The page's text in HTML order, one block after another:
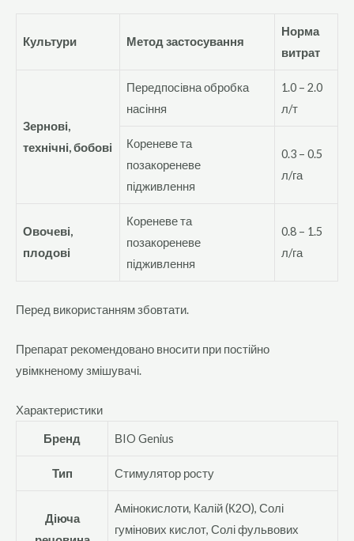
Культури Метод застосування
Норма
витрат
Зернові,
технічні, бобові
Передпосівна обробка
насіння
1.0 – 2.0
л/т
Кореневе та
позакореневе
підживлення
0.3 – 0.5
л/га
Овочеві,
плодові
Кореневе та
позакореневе
підживлення
0.8 – 1.5
л/га
Перед використанням збовтати.
Препарат рекомендовано вносити при постійно
увімкненому змішувачі.
Характеристики
Бренд ВIO Genius
Тип Стимулятор росту
Діюча
Амінокислоти, Калій (К2О), Солі
гумінових кислот, Солі фульвових